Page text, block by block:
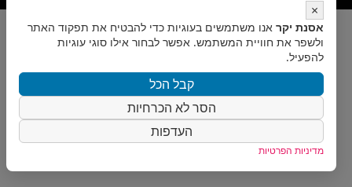
×
אסנת יקר אנו משתמשים בעוגיות כדי להבטיח את תפקוד האתר
ולשפר את חוויית המשתמש. אפשר לבחור אילו סוגי עוגיות
להפעיל.
קבל הכל
הסר לא הכרחיות
העדפות
מדיניות הפרטיות